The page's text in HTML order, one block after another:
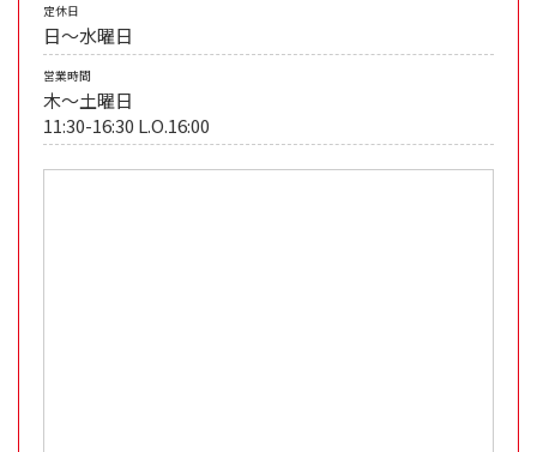
定休日
日～水曜日
営業時間
木～土曜日
11:30-16:30 L.O.16:00